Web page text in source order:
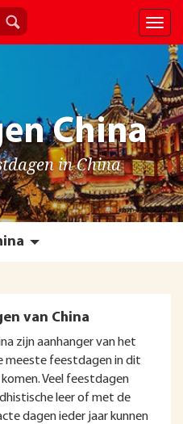
China
in China
van China
zijn aanhanger van het
meeste feestdagen in dit
Veel feestdagen
leer of met de
dagen ieder jaar kunnen